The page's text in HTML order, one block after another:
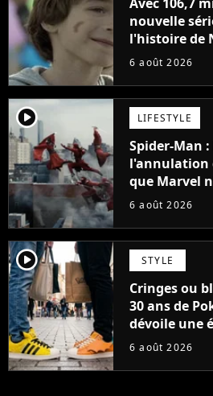
Avec 106,7
nouvelle
l'histoire de
48 jours
6 août 2026
player2 LIFESTYLE
Spider-Man
l'annulation
que Marvel
faire quoi
6 août 2026
player2 STYLE
Cringes ou
30 ans de
dévoile une
sneakers et
6 août 2026